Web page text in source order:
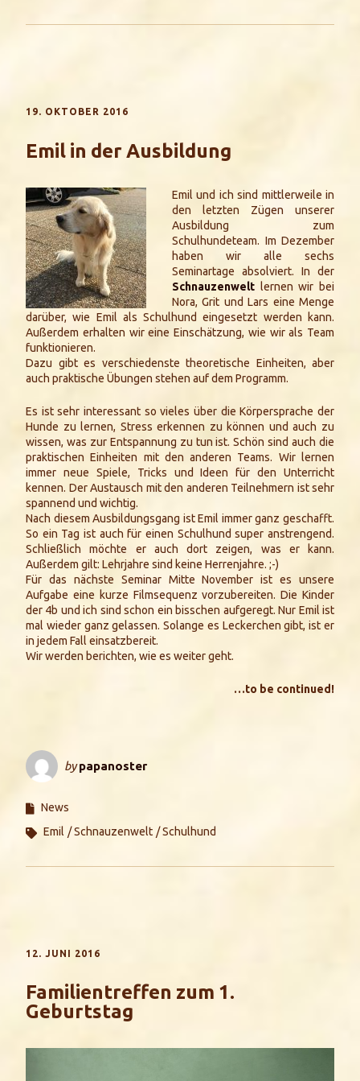
19. OKTOBER 2016
Emil in der Ausbildung
Emil und ich sind mittlerweile in
den letzten Zügen unserer
Ausbildung zum
Schulhundeteam. Im Dezember
haben wir alle sechs
Seminartage absolviert. In der
Schnauzenwelt lernen wir bei
Nora, Grit und Lars eine Menge
darüber, wie Emil als Schulhund eingesetzt werden kann.
Außerdem erhalten wir eine Einschätzung, wie wir als Team
funktionieren.
Dazu gibt es verschiedenste theoretische Einheiten, aber
auch praktische Übungen stehen auf dem Programm.
Es ist sehr interessant so vieles über die Körpersprache der
Hunde zu lernen, Stress erkennen zu können und auch zu
wissen, was zur Entspannung zu tun ist. Schön sind auch die
praktischen Einheiten mit den anderen Teams. Wir lernen
immer neue Spiele, Tricks und Ideen für den Unterricht
kennen. Der Austausch mit den anderen Teilnehmern ist sehr
spannend und wichtig.
Nach diesem Ausbildungsgang ist Emil immer ganz geschafft.
So ein Tag ist auch für einen Schulhund super anstrengend.
Schließlich möchte er auch dort zeigen, was er kann.
Außerdem gilt: Lehrjahre sind keine Herrenjahre. ;-)
Für das nächste Seminar Mitte November ist es unsere
Aufgabe eine kurze Filmsequenz vorzubereiten. Die Kinder
der 4b und ich sind schon ein bisschen aufgeregt. Nur Emil ist
mal wieder ganz gelassen. Solange es Leckerchen gibt, ist er
in jedem Fall einsatzbereit.
Wir werden berichten, wie es weiter geht.
…to be continued!
bypapanoster
News
Emil
Schnauzenwelt Schulhund
12. JUNI 2016
Familientreffen zum 1.
Geburtstag